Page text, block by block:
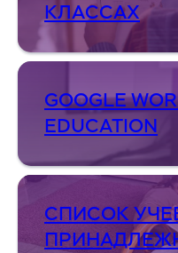
КЛАССАХ
GOOGLE
EDUCATION
СПИСОК